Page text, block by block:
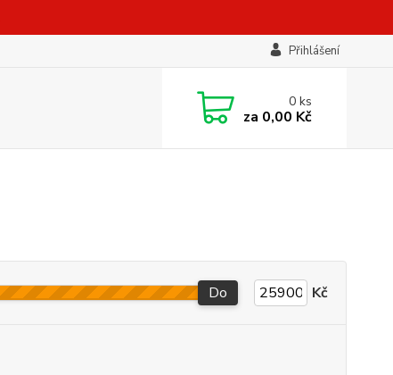
Přihlášení
0ks
za 0,00 Kč
Do Kč